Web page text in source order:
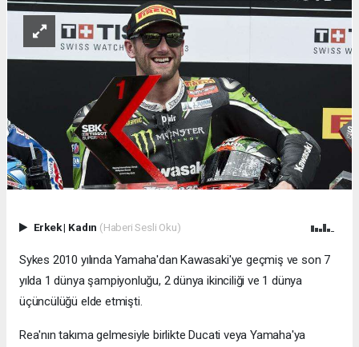
Erkek| Kadın (Haberi Sesli Oku)
Sykes 2010 yılında Yamaha'dan Kawasaki'ye geçmiş ve son 7
yılda 1 dünya şampiyonluğu, 2 dünya ikinciliği ve 1 dünya
üçüncülüğü elde etmişti.
Rea'nın takıma gelmesiyle birlikte Ducati veya Yamaha'ya